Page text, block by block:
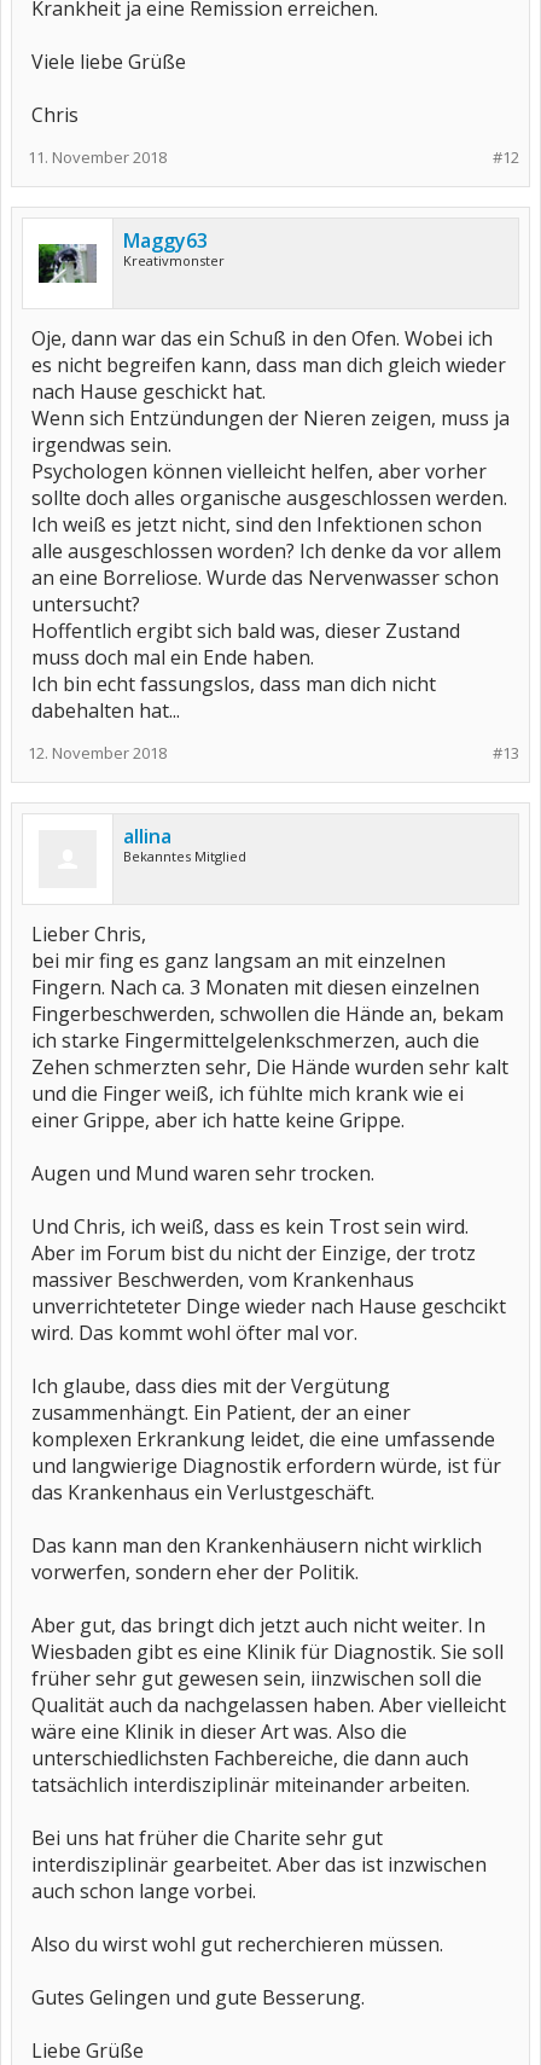
Krankheit ja eine Remission erreichen.
Viele liebe Grüße
Chris
#12
11. November 2018
Maggy63
Kreativmonster
Oje, dann war das ein Schuß in den Ofen. Wobei ich
es nicht begreifen kann, dass man dich gleich wieder
nach Hause geschickt hat.
Wenn sich Entzündungen der Nieren zeigen, muss ja
irgendwas sein.
Psychologen können vielleicht helfen, aber vorher
sollte doch alles organische ausgeschlossen werden.
Ich weiß es jetzt nicht, sind den Infektionen schon
alle ausgeschlossen worden? Ich denke da vor allem
an eine Borreliose. Wurde das Nervenwasser schon
untersucht?
Hoffentlich ergibt sich bald was, dieser Zustand
muss doch mal ein Ende haben.
Ich bin echt fassungslos, dass man dich nicht
dabehalten hat...
#13
12. November 2018
allina
Bekanntes Mitglied
Lieber Chris,
bei mir fing es ganz langsam an mit einzelnen
Fingern. Nach ca. 3 Monaten mit diesen einzelnen
Fingerbeschwerden, schwollen die Hände an, bekam
ich starke Fingermittelgelenkschmerzen, auch die
Zehen schmerzten sehr, Die Hände wurden sehr kalt
und die Finger weiß, ich fühlte mich krank wie ei
einer Grippe, aber ich hatte keine Grippe.
Augen und Mund waren sehr trocken.
Und Chris, ich weiß, dass es kein Trost sein wird.
Aber im Forum bist du nicht der Einzige, der trotz
massiver Beschwerden, vom Krankenhaus
unverrichteteter Dinge wieder nach Hause geschcikt
wird. Das kommt wohl öfter mal vor.
Ich glaube, dass dies mit der Vergütung
zusammenhängt. Ein Patient, der an einer
komplexen Erkrankung leidet, die eine umfassende
und langwierige Diagnostik erfordern würde, ist für
das Krankenhaus ein Verlustgeschäft.
Das kann man den Krankenhäusern nicht wirklich
vorwerfen, sondern eher der Politik.
Aber gut, das bringt dich jetzt auch nicht weiter. In
Wiesbaden gibt es eine Klinik für Diagnostik. Sie soll
früher sehr gut gewesen sein, iinzwischen soll die
Qualität auch da nachgelassen haben. Aber vielleicht
wäre eine Klinik in dieser Art was. Also die
unterschiedlichsten Fachbereiche, die dann auch
tatsächlich interdisziplinär miteinander arbeiten.
Bei uns hat früher die Charite sehr gut
interdisziplinär gearbeitet. Aber das ist inzwischen
auch schon lange vorbei.
Also du wirst wohl gut recherchieren müssen.
Gutes Gelingen und gute Besserung.
Liebe Grüße